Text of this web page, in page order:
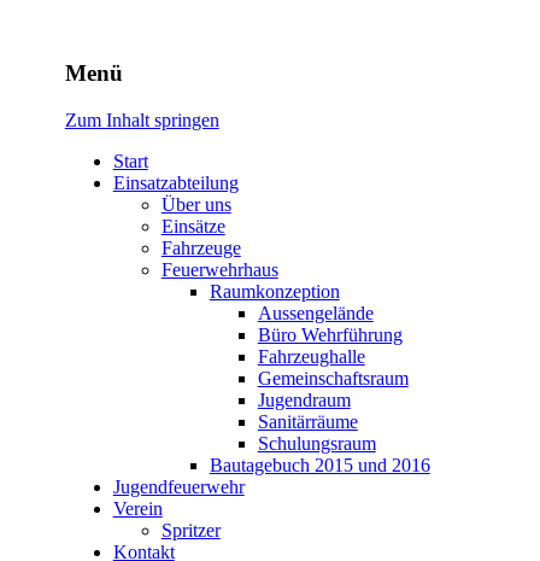
Freiwillige Feuerwehr
Rodheim v.d.H.
Menü
Zum Inhalt springen
Start
Einsatzabteilung
Über uns
Einsätze
Fahrzeuge
Feuerwehrhaus
Raumkonzeption
Aussengelände
Büro Wehrführung
Fahrzeughalle
Gemeinschaftsraum
Jugendraum
Sanitärräume
Schulungsraum
Bautagebuch 2015 und 2016
Jugendfeuerwehr
Verein
Spritzer
Kontakt